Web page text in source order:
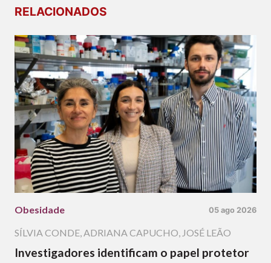
RELACIONADOS
Obesidade 05 ago 2026
SÍLVIA CONDE,ADRIANA CAPUCHO, JOSÉ LEÃO
Investigadores identificam o papel protetor